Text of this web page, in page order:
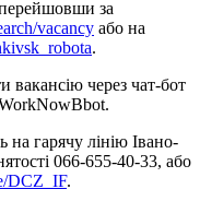
перейшовши за
vacancy або на
.
вакансію через чат-бот
на гарячу лінію Івано-
066-655-40-33, або
DCZ_IF.